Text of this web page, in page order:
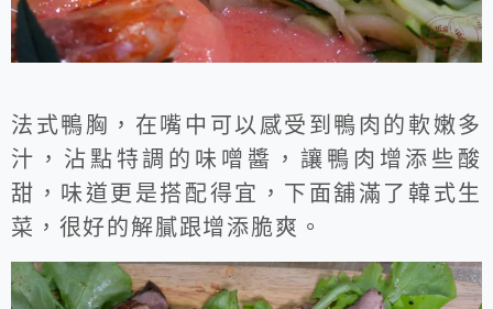
法式鴨胸，在嘴中可以感受到鴨肉的軟嫩多
汁，沾點特調的味噌醬，讓鴨肉增添些酸
甜，味道更是搭配得宜，下面舖滿了韓式生
菜，很好的解膩跟增添脆爽。